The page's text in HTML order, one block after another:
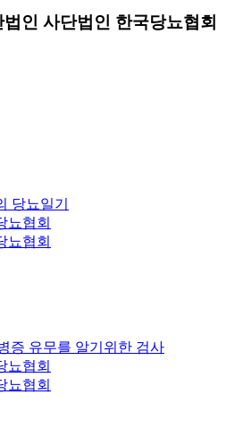
인 사단법인 한국당뇨협회
당뇨일기
뇨협회
뇨협회
증 유무를 알기위한 검사
뇨협회
뇨협회